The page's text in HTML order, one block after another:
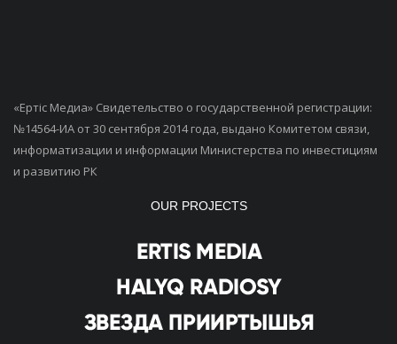
«Ертiс Медиа» Свидетельство о государственной регистрации:
№14564-ИА от 30 сентября 2014 года, выдано Комитетом связи,
информатизации и информации Министерства по инвестициям
и развитию РК
OUR PROJECTS